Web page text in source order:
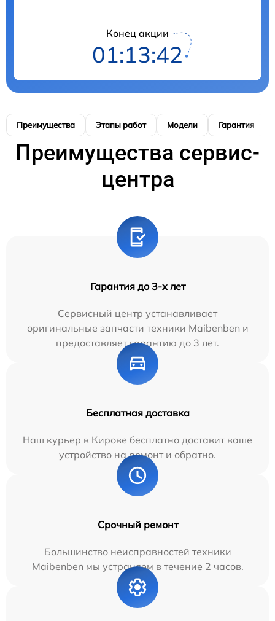
Конец акции
01:13:42
Преимущества Этапы работ Модели Гарантия
Преимущества сервис-
центра
Гарантия до 3-х лет
Сервисный центр устанавливает
оригинальные запчасти техники Maibenben и
предоставляет гарантию до 3 лет.
Бесплатная доставка
Наш курьер в Кирове бесплатно доставит ваше
устройство на ремонт и обратно.
Срочный ремонт
Большинство неисправностей техники
Maibenben мы устраняем в течение 2 часов.